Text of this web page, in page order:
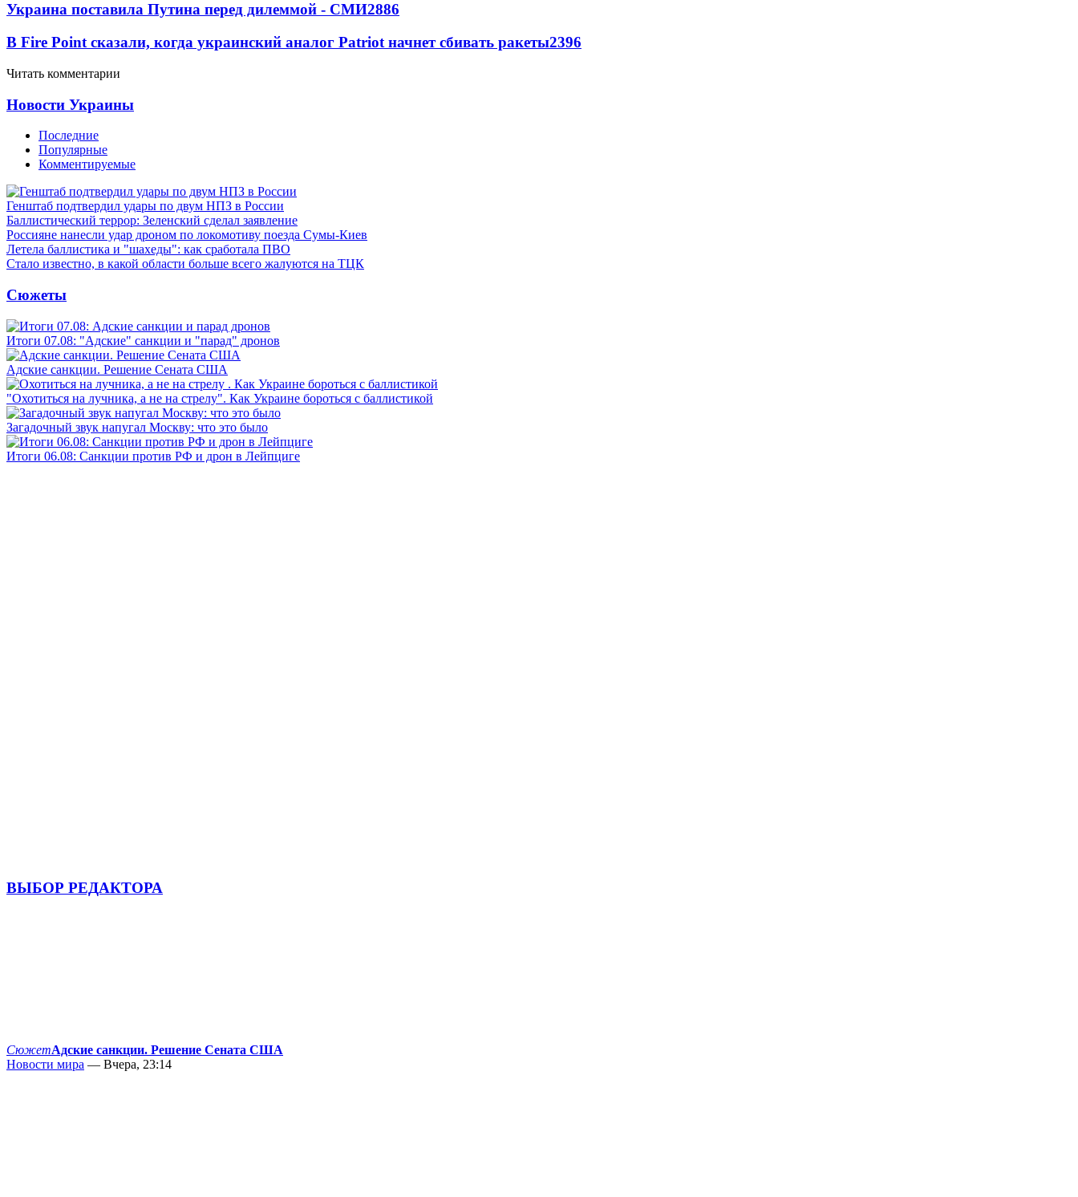
Украина поставила Путина перед дилеммой - СМИ2886
В Fire Point сказали, когда украинский аналог Patriot начнет сбивать ракеты2396
Читать комментарии
Новости Украины
Последние
Популярные
Комментируемые
Генштаб подтвердил удары по двум НПЗ в России
Баллистический террор: Зеленский сделал заявление
Россияне нанесли удар дроном по локомотиву поезда Сумы-Киев
Летела баллистика и "шахеды": как сработала ПВО
Стало известно, в какой области больше всего жалуются на ТЦК
Сюжеты
Итоги 07.08: "Адские" санкции и "парад" дронов
Адские санкции. Решение Сената США
"Охотиться на лучника, а не на стрелу". Как Украине бороться с баллистикой
Загадочный звук напугал Москву: что это было
Итоги 06.08: Санкции против РФ и дрон в Лейпциге
ВЫБОР РЕДАКТОРА
СюжетАдские санкции. Решение Сената США
Новости мира — Вчера, 23:14